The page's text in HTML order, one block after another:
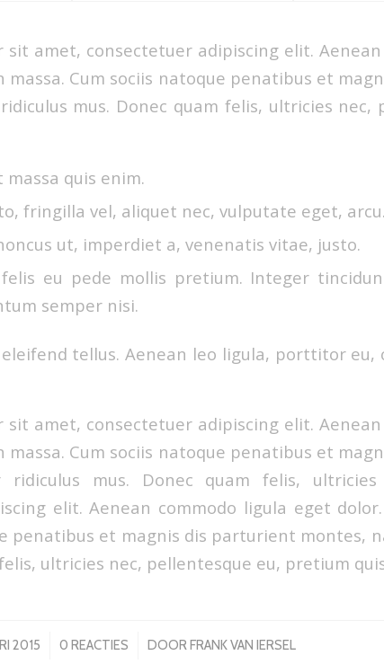
sit amet, consectetuer adipiscing elit.
massa. Cum sociis natoque penatibus et
mus. Donec quam felis, ultricies nec,
massa quis enim.
fringilla vel, aliquet nec, vulputate eget,
ut, imperdiet a, venenatis vitae, justo.
eu pede mollis pretium. Integer
semper nisi.
tellus. Aenean leo ligula, porttitor eu,
sit amet, consectetuer adipiscing elit.
massa. Cum sociis natoque penatibus et
ridiculus mus. Donec quam felis,
elit. Aenean commodo ligula eget
penatibus et magnis dis parturient montes,
ultricies nec, pellentesque eu, pretium
2015 0 REACTIES
/ DOORFRANK VAN IERSEL